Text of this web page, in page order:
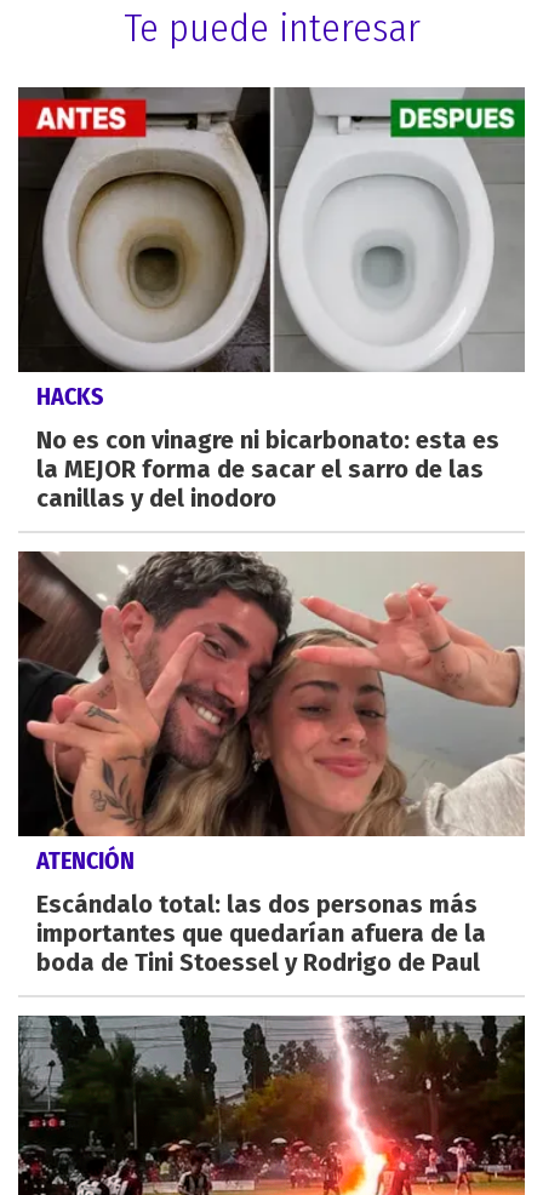
Te puede interesar
HACKS
No es con vinagre ni bicarbonato: esta es
la MEJOR forma de sacar el sarro de las
canillas y del inodoro
ATENCIÓN
Escándalo total: las dos personas más
importantes que quedarían afuera de la
boda de Tini Stoessel y Rodrigo de Paul